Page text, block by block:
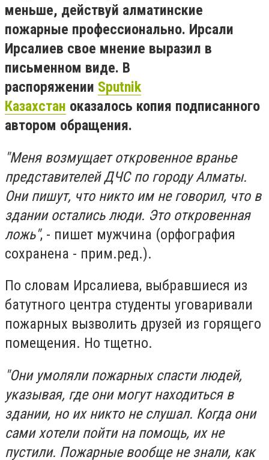
меньше, действуй алматинские
пожарные профессионально. Ирсали
Ирсалиев свое мнение выразил в
письменном виде. В
распоряжении Sputnik
Казахстан оказалось копия подписанного
автором обращения.
"Меня возмущает откровенное вранье
представителей ДЧС по городу Алматы.
Они пишут, что никто им не говорил, что в
здании остались люди. Это откровенная
ложь", - пишет мужчина (орфография
сохранена - прим.ред.).
По словам Ирсалиева, выбравшиеся из
батутного центра студенты уговаривали
пожарных вызволить друзей из горящего
помещения. Но тщетно.
"Они умоляли пожарных спасти людей,
указывая, где они могут находиться в
здании, но их никто не слушал. Когда они
сами хотели пойти на помощь, их не
пустили. Пожарные вообще не знали, как